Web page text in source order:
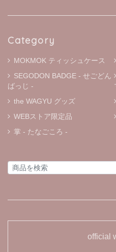
二宮こずえさんがYouTube
に可愛い♬ お友達にもプレゼ
います。
① マルニョン
2025/12/01
① マルニョン
した。
« マグニョン
Category
MOKMOK ティッシュケース
SEGODON BADGE - せごどん
ばっじ -
the WAGYU グッズ
WEBストア限定品
掌 - たなごころ -
official